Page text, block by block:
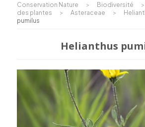
Conservation Nature > Biodiversité >
des plantes
> Asteraceae >
pumilus
Helianthus